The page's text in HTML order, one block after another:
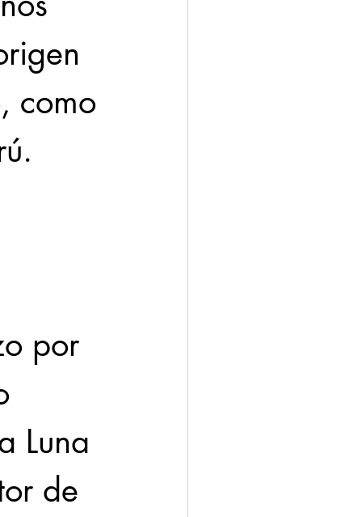
como
por
Luna
de